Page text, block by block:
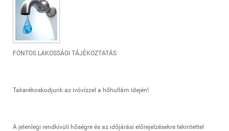
FONTOS LAKOSSÁGI TÁJÉKOZTATÁS
Takarékoskodjunk az ivóvízzel a hőhullám idején!
A jelenlegi rendkívüli hőségre és az időjárási előrejelzésekre tekintettel